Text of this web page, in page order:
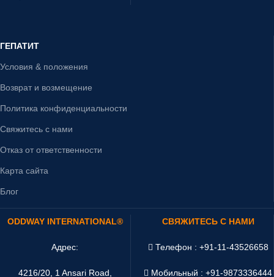
ГЕПАТИТ
Условия & положения
Возврат и возмещение
Политика конфиденциальности
Свяжитесь с нами
Отказ от ответственности
Карта сайта
Блог
ODDWAY INTERNATIONAL®
Адрес:
4216/20, 1 Ansari Road,
СВЯЖИТЕСЬ С НАМИ
Телефон : +91-11-43526658
Мобильный : +91-9873336444